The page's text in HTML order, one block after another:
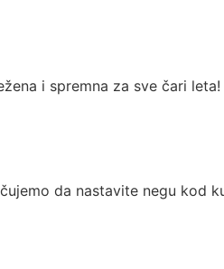
i spremna za sve čari leta!
da nastavite negu kod